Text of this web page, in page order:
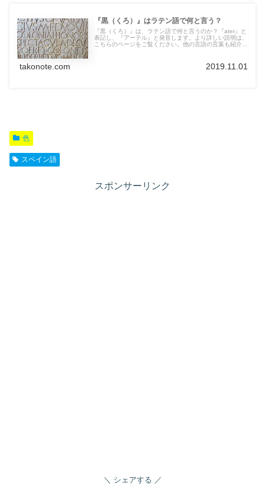
『黒（くろ）』はラテン語で何と言う？
『黒（くろ）』は、ラテン語で何と言うのか？『ater』と
表記し、『アーテル』と発音します。より詳しい説明は、
こちらのページをご覧ください。他の言語の言葉も紹介し
takonote.com 2019.11.01
色
スペイン語
スポンサーリンク
シェアする